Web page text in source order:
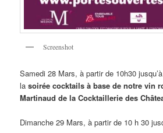
Screenshot
Samedi 28 Mars, à partir de 10h30
la soirée cocktails à base de notre vin
Martinaud de la Cocktaillerie des
Dimanche 29 Mars, à partir de 10 h 30